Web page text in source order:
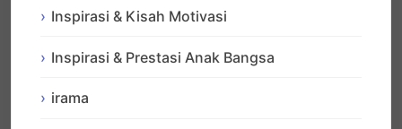
Inspirasi & Kisah Motivasi
Inspirasi & Prestasi Anak Bangsa
irama